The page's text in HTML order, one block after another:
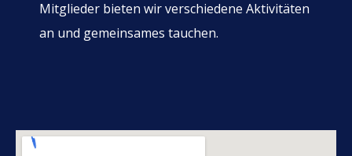
Mitglieder bieten wir verschiedene Aktivitäten
an und gemeinsames tauchen.